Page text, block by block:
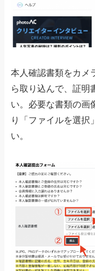
本人確認書類をカメ
ら取り込んで、証明
い。必要な書類の画
り「ファイルを選択
い。